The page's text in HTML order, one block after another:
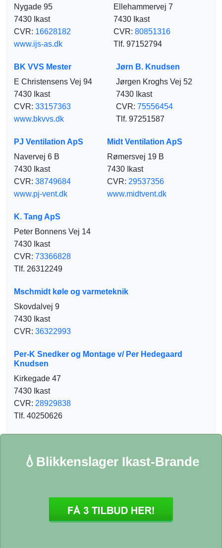
Nygade 95
7430 Ikast
CVR: 16628182
www.ijs-as.dk
Ellehammervej 7
7430 Ikast
CVR: 80851316
Tlf. 97152794
BK VVS Mester
E Christensens Vej 94
7430 Ikast
CVR: 33157363
www.bkvvs.dk
Jørn B. Knudsen
Jørgen Kroghs Vej 52
7430 Ikast
CVR: 75556454
Tlf. 97251587
PJ Ventilation ApS
Navervej 6 B
7430 Ikast
CVR: 38749684
www.pj-vent.dk
Midt Ventilation ApS
Rømersvej 19 B
7430 Ikast
CVR: 29537356
www.midtvent.dk
K. Tang ApS
Peter Bonnens Vej 14
7430 Ikast
CVR: 73366828
Tlf. 26312249
Mschmidt køle og varmeteknik
Skovdalvej 9
7430 Ikast
CVR: 36322993
Per-K Snedker og Montage v/ Per Hedegaard
Knudsen
Kirkegade 47
7430 Ikast
CVR: 28929838
Tlf. 40250626
💧Blikkenslager Ikast-Brande